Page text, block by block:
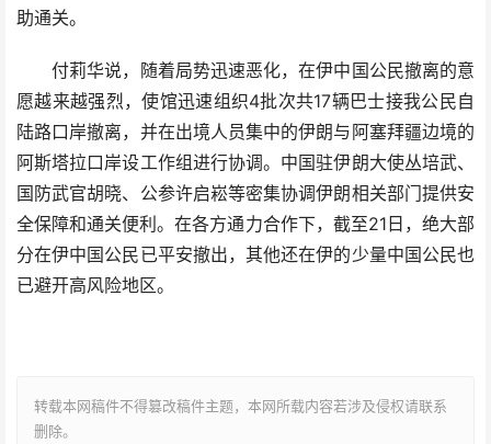
助通关。
付莉华说，随着局势迅速恶化，在伊中国公民撤离的意
愿越来越强烈，使馆迅速组织4批次共17辆巴士接我公民自
陆路口岸撤离，并在出境人员集中的伊朗与阿塞拜疆边境的
阿斯塔拉口岸设工作组进行协调。中国驻伊朗大使丛培武、
国防武官胡晓、公参许启崧等密集协调伊朗相关部门提供安
全保障和通关便利。在各方通力合作下，截至21日，绝大部
分在伊中国公民已平安撤出，其他还在伊的少量中国公民也
已避开高风险地区。
转载本网稿件不得篡改稿件主题，本网所载内容若涉及侵权请联系
删除。